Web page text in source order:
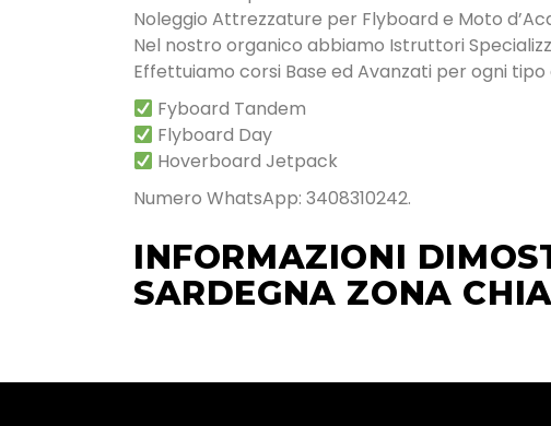
Noleggio Attrezzature per Flyboard e Moto
Nel nostro organico abbiamo Istruttori
Effettuiamo corsi Base ed Avanzati per ogni tipo
Fyboard Tandem
Flyboard Day
Hoverboard Jetpack
Numero WhatsApp: 3408310242.
INFORMAZIONI
SARDEGNA ZONA CHIA